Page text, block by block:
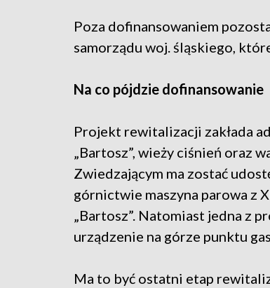
Poza dofinansowaniem
samorządu woj. śląskiego,
Na co pójdzie dofinansowanie
Projekt rewitalizacji zakłada
„Bartosz”, wieży ciśnień oraz
Zwiedzającym ma zostać
górnictwie maszyna parowa z
„Bartosz”. Natomiast jedna z
urządzenie na górze punktu
Ma to być ostatni etap